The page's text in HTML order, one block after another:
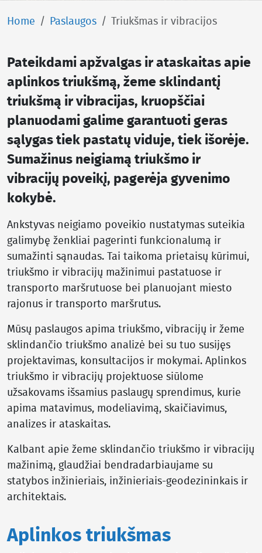
Home Paslaugos Triukšmas ir vibracijos
Pateikdami apžvalgas ir ataskaitas apie
aplinkos triukšmą, žeme sklindantį
triukšmą ir vibracijas, kruopščiai
planuodami galime garantuoti geras
sąlygas tiek pastatų viduje, tiek išorėje.
Sumažinus neigiamą triukšmo ir
vibracijų poveikį, pagerėja gyvenimo
kokybė.
Ankstyvas neigiamo poveikio nustatymas suteikia
galimybę ženkliai pagerinti funkcionalumą ir
sumažinti sąnaudas. Tai taikoma prietaisų kūrimui,
triukšmo ir vibracijų mažinimui pastatuose ir
transporto maršrutuose bei planuojant miesto
rajonus ir transporto maršrutus.
Mūsų paslaugos apima triukšmo, vibracijų ir žeme
sklindančio triukšmo analizė bei su tuo susijęs
projektavimas, konsultacijos ir mokymai. Aplinkos
triukšmo ir vibracijų projektuose siūlome
užsakovams išsamius paslaugų sprendimus, kurie
apima matavimus, modeliavimą, skaičiavimus,
analizes ir ataskaitas.
Kalbant apie žeme sklindančio triukšmo ir vibracijų
mažinimą, glaudžiai bendradarbiaujame su
statybos inžinieriais, inžinieriais-geodezininkais ir
architektais.
Aplinkos triukšmas